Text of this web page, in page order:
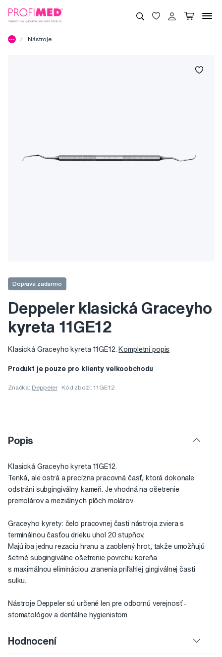
Nástroje
Doprava zadarmo
Deppeler klasická Graceyho
kyreta 11GE12
Klasická Graceyho kyreta 11GE12. Kompletní popis
Produkt je pouze pro klienty velkoobchodu
Značka: Deppeler Kód zboží: 11GE12
Popis
Klasická Graceyho kyreta 11GE12.
Tenká, ale ostrá a precízna pracovná časť, ktorá dokonale
odstráni subgingiválny kameň. Je vhodná na ošetrenie
premolárov a meziálnych plôch molárov.
Graceyho kyrety: čelo pracovnej časti nástroja zviera s
terminálnou časťou drieku uhol 20 stupňov.
Majú iba jednu rezaciu hranu a zaoblený hrot, takže umožňujú
šetrné subgingiválne ošetrenie povrchu koreňa
s maximálnou elimináciou zranenia priľahlej gingiválnej časti
sulku.
Nástroje Deppeler sú určené len pre odbornú verejnosť -
stomatológov a dentálne hygienistom.
Hodnocení